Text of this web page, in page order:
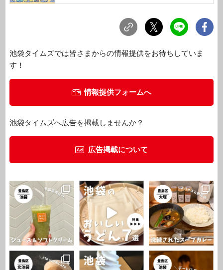
池袋タイムズでは皆さまからの情報提供をお待ちしていま
す！
情報提供フォームへ
池袋タイムズへ広告を掲載しませんか？
広告掲載について